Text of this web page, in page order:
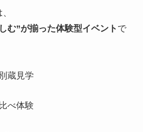
む”が揃った体験型イベント で
蔵見学
べ体験